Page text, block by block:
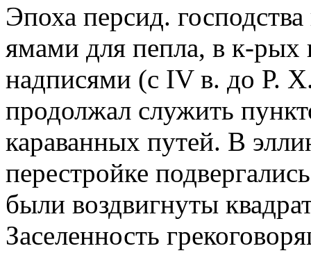
Эпоха персид.
ямами для пепла, в к-рых
надписями (с IV в. до Р.
продолжал служить
караванных путей. В
перестройке
были воздвигнуты
Заселенность